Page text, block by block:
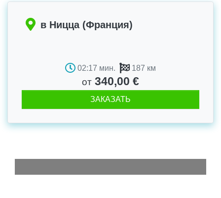
в Ницца (Франция)
02:17 мин. 187 км
от 340,00 €
ЗАКАЗАТЬ